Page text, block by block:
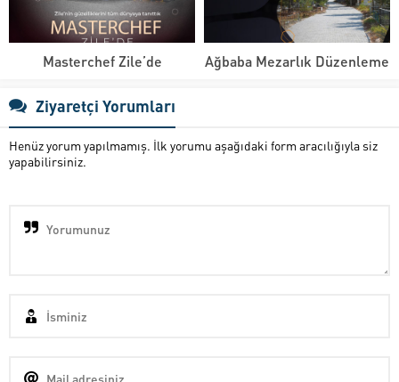
Masterchef Zile’de Ağbaba Mezarlık Düzenleme
Ziyaretçi Yorumları
Henüz yorum yapılmamış. İlk yorumu aşağıdaki form aracılığıyla siz
yapabilirsiniz.